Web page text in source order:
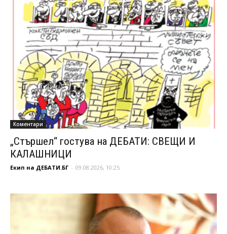
Коментари
„Стършел“ гостува на ДЕБАТИ: СВЕЩИ И
КАЛАШНИЦИ
Екип на ДЕБАТИ.БГ - 09.08.2026, 10:25